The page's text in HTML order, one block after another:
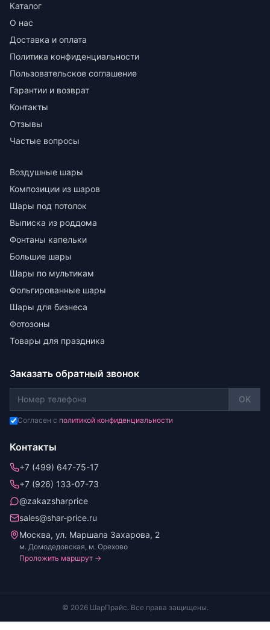
Каталог
О нас
Доставка и оплата
Политика конфиденциальности
Пользовательское соглашение
Гарантии и возврат
Контакты
Отзывы
Частые вопросы
Воздушные шары
Композиции из шаров
Шары под потолок
Выписка из роддома
Фонтаны капельки
Большие шары
Шары по мультикам
Фольгированные шары
Шары для бизнеса
Фотозоны
Товары для праздника
Заказать обратный звонок
OK
Согласен с политикой конфиденциальности
Контакты
+7 (499) 647-75-17
+7 (926) 133-07-73
@zakazsharprice
sales@shar-price.ru
Москва, ул. Маршала Захарова, 2
м. Домодедовская, м. Орехово
Проложить маршрут →
© 2026 ШарПрайс. Все права защищены.